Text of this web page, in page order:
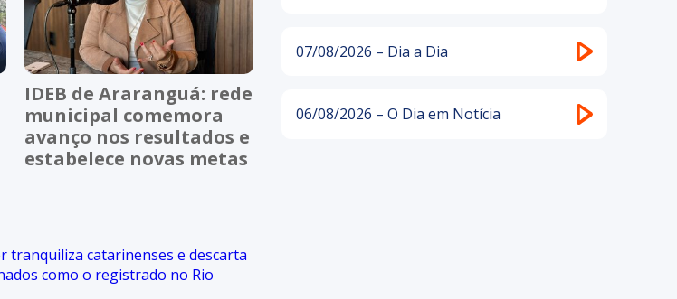
IDEB de Araranguá: rede
municipal comemora
avanço nos resultados e
estabelece novas metas
07/08/2026 – Dia a Dia
06/08/2026 – O Dia em Notícia